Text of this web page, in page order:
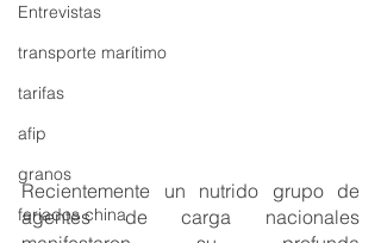
Entrevistas
transporte marítimo
tarifas
afip
granos
feriados china
Recientemente un nutrido grupo de
agentes de carga nacionales